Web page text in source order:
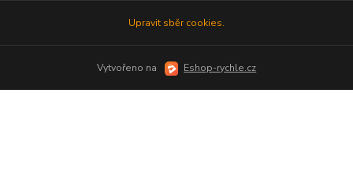
Upravit sběr cookies.
Vytvořeno na Eshop-rychle.cz